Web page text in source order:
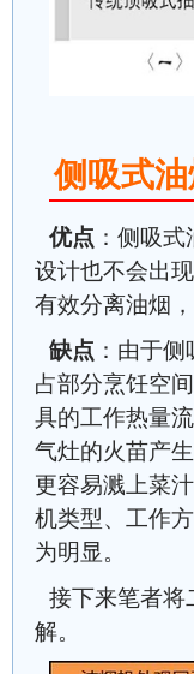
侧吸式
优点 ：侧吸
设计也不会出
有效分离油烟
缺点 ：由于
占部分烹饪空
具的工作热量
气灶的火苗产
更容易溅上菜
机类型、工作
为明显。
接下来笔者将
解。